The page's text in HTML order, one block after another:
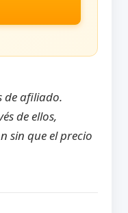
de afiliado.
de ellos,
sin que el precio